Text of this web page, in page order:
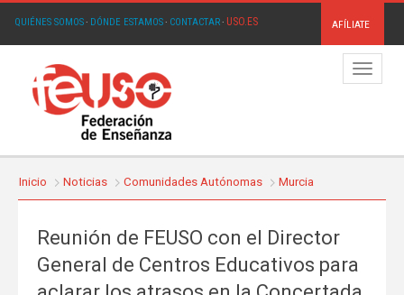
QUIÉNES SOMOS· DÓNDE ESTAMOS· CONTACTAR· USO.ES AFÍLIATE
Menú
Inicio Noticias Comunidades Autónomas Murcia
Reunión de FEUSO con el Director
General de Centros Educativos para